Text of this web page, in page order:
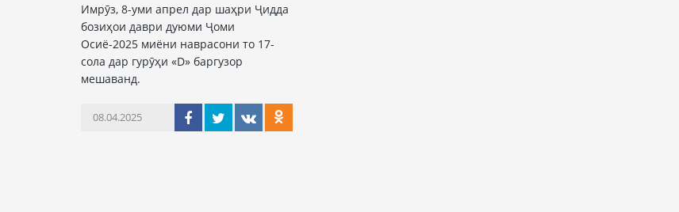
Имрӯз, 8-уми апрел дар шаҳри Ҷидда
бозиҳои даври дуюми Ҷоми
Осиё-2025 миёни наврасони то 17-
сола дар гурӯҳи «D» баргузор
мешаванд.
08.04.2025